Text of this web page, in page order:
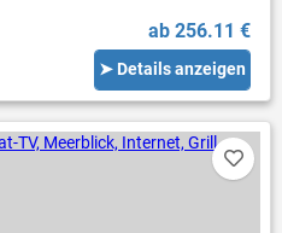
ab 256.11 €
➤ Details anzeigen